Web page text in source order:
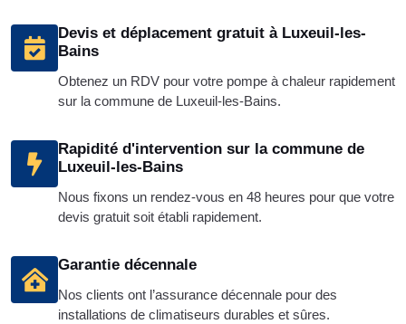
Devis et déplacement gratuit à Luxeuil-les-
Bains
Obtenez un RDV pour votre pompe à chaleur rapidement
sur la commune de Luxeuil-les-Bains.
Rapidité d'intervention sur la commune de
Luxeuil-les-Bains
Nous fixons un rendez-vous en 48 heures pour que votre
devis gratuit soit établi rapidement.
Garantie décennale
Nos clients ont l’assurance décennale pour des
installations de climatiseurs durables et sûres.